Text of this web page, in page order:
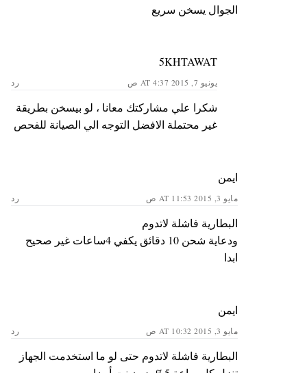
الجوال يسخن سريع
5KHTAWAT
يونيو 7, 2015 AT 4:37 ص رد
شكرا علي مشاركتك معانا ، لو بيسخن بطريقة
غير محتملة الافضل التوجه الي الصيانة للفحص
ايمن
مايو 3, 2015 AT 11:53 ص رد
البطارية فاشلة لاتدوم
ودعاية شحن 10 دقائق يكفي 4ساعات غير صحيح
ابدا
ايمن
مايو 3, 2015 AT 10:32 ص رد
البطارية فاشلة لاتدوم حتى لو ما استخدمت الجهاز